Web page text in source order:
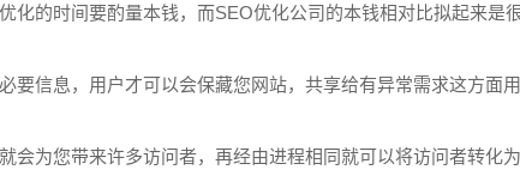
的时间要酌量本钱，而SEO优化公司的本钱相对比拟起来是很
信息，用户才可以会保藏您网站，共享给有异常需求这方面
为您带来许多访问者，再经由进程相同就可以将访问者转化为